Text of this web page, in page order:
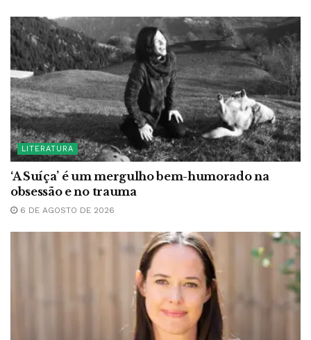
LITERATURA
‘A Suíça’ é um mergulho bem-humorado na
obsessão e no trauma
6 DE AGOSTO DE 2026